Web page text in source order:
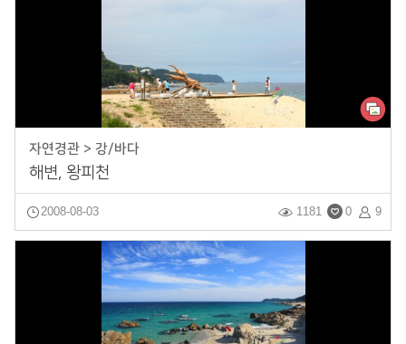
자연경관 > 강/바다
해변, 왕피천
2008-08-03 9
0
1181